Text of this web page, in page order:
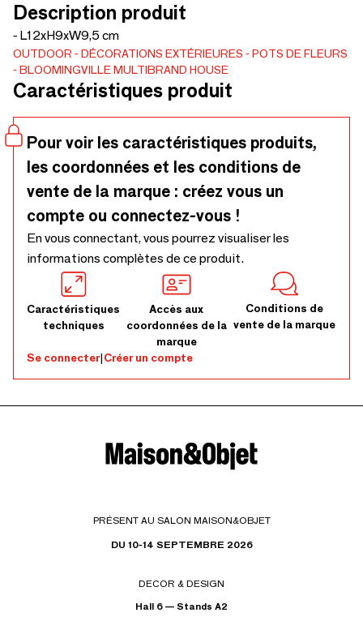
Description produit
- L12xH9xW9,5 cm
OUTDOOR DÉCORATIONS EXTÉRIEURES
POTS DE FLEURS
BLOOMINGVILLE MULTIBRAND HOUSE
Caractéristiques produit
Pour voir les caractéristiques produits,
les coordonnées et les conditions de
vente de la marque : créez vous un
compte ou connectez-vous !
En vous connectant, vous pourrez visualiser les
informations complètes de ce produit.
Caractéristiques
techniques
Accès aux
coordonnées de la
marque
Conditions de
vente de la marque
Se connecter|Créer un compte
PRÉSENT AU SALON MAISON&OBJET
DU 10-14 SEPTEMBRE 2026
DECOR & DESIGN
Hall 6 — Stands A2